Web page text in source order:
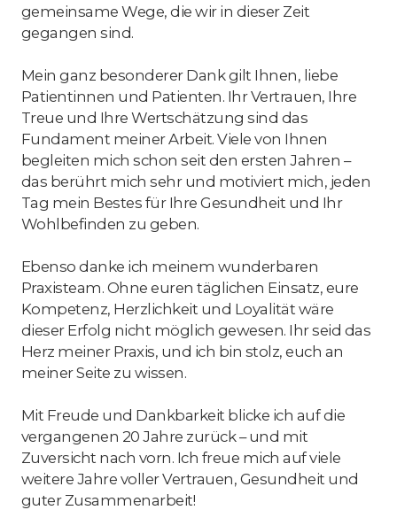
gemeinsame Wege, die wir in dieser Zeit
gegangen sind.
Mein ganz besonderer Dank gilt Ihnen, liebe
Patientinnen und Patienten. Ihr Vertrauen, Ihre
Treue und Ihre Wertschätzung sind das
Fundament meiner Arbeit. Viele von Ihnen
begleiten mich schon seit den ersten Jahren –
das berührt mich sehr und motiviert mich, jeden
Tag mein Bestes für Ihre Gesundheit und Ihr
Wohlbefinden zu geben.
Ebenso danke ich meinem wunderbaren
Praxisteam. Ohne euren täglichen Einsatz, eure
Kompetenz, Herzlichkeit und Loyalität wäre
dieser Erfolg nicht möglich gewesen. Ihr seid das
Herz meiner Praxis, und ich bin stolz, euch an
meiner Seite zu wissen.
Mit Freude und Dankbarkeit blicke ich auf die
vergangenen 20 Jahre zurück – und mit
Zuversicht nach vorn. Ich freue mich auf viele
weitere Jahre voller Vertrauen, Gesundheit und
guter Zusammenarbeit!